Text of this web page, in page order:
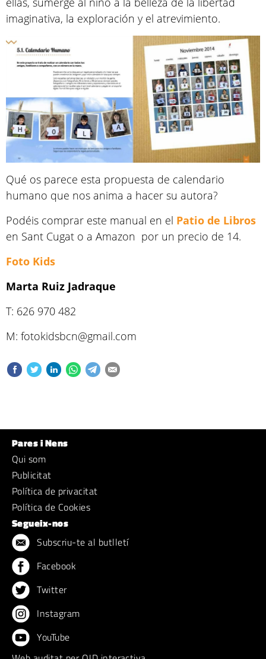
imaginativa, la exploración y el atrevimiento.
Qué os parece esta propuesta de calendario
humano que nos anima a hacer su autora?
Podéis comprar este manual en el Patio de Libros
en Sant Cugat o a Amazon por un precio de 14.
Foto Kids
Marta Ruiz Jadraque
T: 626 970 482
M: fotokidsbcn@gmail.com
Pares i Nens
Qui som
Publicitat
Política de privacitat
Política de Cookies
Segueix-nos
Subscriu-te al butlletí
Facebook
Twitter
Instagram
YouTube